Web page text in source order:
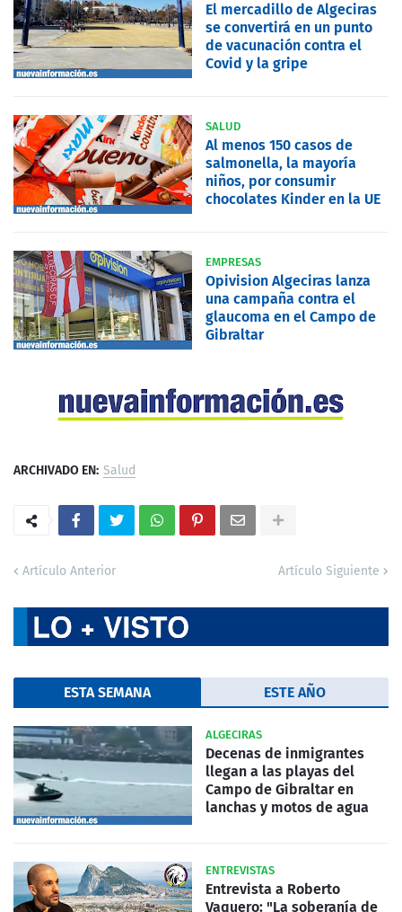
El mercadillo de Algeciras
se convertirá en un punto
de vacunación contra el
Covid y la gripe
SALUD
Al menos 150 casos de
salmonella, la mayoría
niños, por consumir
chocolates Kinder en la UE
EMPRESAS
Opivision Algeciras lanza
una campaña contra el
glaucoma en el Campo de
Gibraltar
ARCHIVADO EN: Salud
Artículo Anterior Artículo Siguiente
ESTA SEMANA ESTE AÑO
ALGECIRAS
Decenas de inmigrantes
llegan a las playas del
Campo de Gibraltar en
lanchas y motos de agua
ENTREVISTAS
Entrevista a Roberto
Vaquero: "La soberanía de